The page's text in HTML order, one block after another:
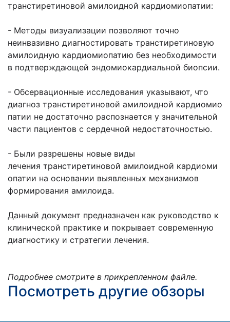
транстиретиновой амилоидной кардиомиопатии:
- Методы визуализации позволяют точно
неинвазивно диагностировать транстиретиновую
амилоидную кардиомиопатию без необходимости
в подтверждающей эндомиокардиальной биопсии.
- Обсервационные исследования указывают, что
диагноз транстиретиновой амилоидной кардиомио
патии не достаточно распознается у значительной
части пациентов с сердечной недостаточностью.
- Были разрешены новые виды
лечения транстиретиновой амилоидной кардиоми
опатии на основании выявленных механизмов
формирования амилоида.
Данный документ предназначен как руководство к
клинической практике и покрывает современную
диагностику и стратегии лечения.
Подробнее смотрите в прикрепленном файле.
Посмотреть другие обзоры